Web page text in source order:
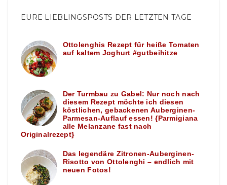
EURE LIEBLINGSPOSTS DER LETZTEN TAGE
Ottolenghis Rezept für heiße Tomaten
auf kaltem Joghurt #gutbeihitze
Der Turmbau zu Gabel: Nur noch nach
diesem Rezept möchte ich diesen
köstlichen, gebackenen Auberginen-
Parmesan-Auflauf essen! {Parmigiana
alle Melanzane fast nach
Originalrezept}
Das legendäre Zitronen-Auberginen-
Risotto von Ottolenghi – endlich mit
neuen Fotos!